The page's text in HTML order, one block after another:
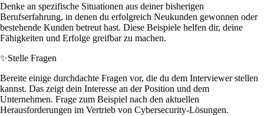
Denke an spezifische Situationen aus deiner bisherigen
Berufserfahrung, in denen du erfolgreich Neukunden gewonnen oder
bestehende Kunden betreut hast. Diese Beispiele helfen dir, deine
Fähigkeiten und Erfolge greifbar zu machen.
✨Stelle Fragen
Bereite einige durchdachte Fragen vor, die du dem Interviewer stellen
kannst. Das zeigt dein Interesse an der Position und dem
Unternehmen. Frage zum Beispiel nach den aktuellen
Herausforderungen im Vertrieb von Cybersecurity-Lösungen.